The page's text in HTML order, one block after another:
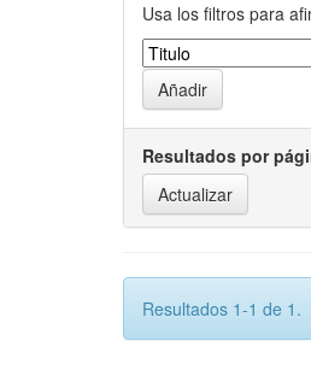
Usa los filtros para
Resultados por
Resultados 1-1 de 1.